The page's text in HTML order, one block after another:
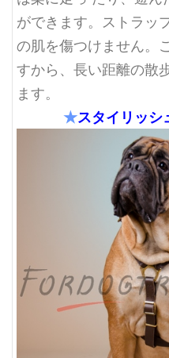
ができます。ストラッ
の肌を傷つけません。
すから、長い距離の散
ます。
★スタイリッシ